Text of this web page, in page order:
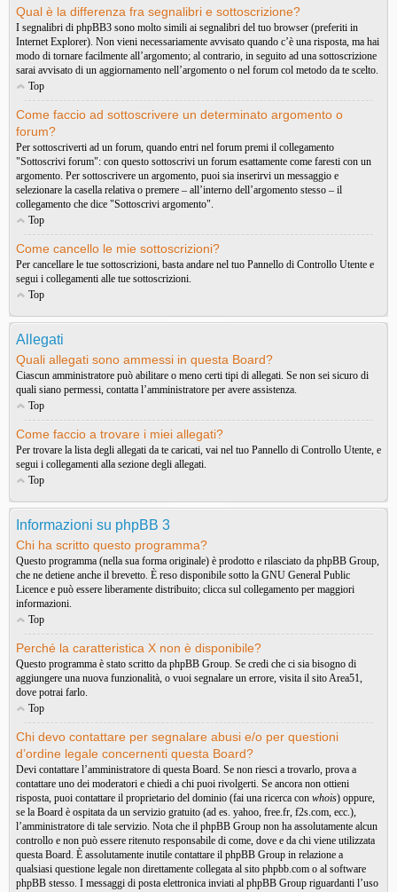
Qual è la differenza fra segnalibri e sottoscrizione?
I segnalibri di phpBB3 sono molto simili ai segnalibri del tuo browser (preferiti in
Internet Explorer). Non vieni necessariamente avvisato quando c’è una risposta, ma hai
modo di tornare facilmente all’argomento; al contrario, in seguito ad una sottoscrizione
sarai avvisato di un aggiornamento nell’argomento o nel forum col metodo da te scelto.
Top
Come faccio ad sottoscrivere un determinato argomento o
forum?
Per sottoscriverti ad un forum, quando entri nel forum premi il collegamento
"Sottoscrivi forum": con questo sottoscrivi un forum esattamente come faresti con un
argomento. Per sottoscrivere un argomento, puoi sia inserirvi un messaggio e
selezionare la casella relativa o premere – all’interno dell’argomento stesso – il
collegamento che dice "Sottoscrivi argomento".
Top
Come cancello le mie sottoscrizioni?
Per cancellare le tue sottoscrizioni, basta andare nel tuo Pannello di Controllo Utente e
segui i collegamenti alle tue sottoscrizioni.
Top
Allegati
Quali allegati sono ammessi in questa Board?
Ciascun amministratore può abilitare o meno certi tipi di allegati. Se non sei sicuro di
quali siano permessi, contatta l’amministratore per avere assistenza.
Top
Come faccio a trovare i miei allegati?
Per trovare la lista degli allegati da te caricati, vai nel tuo Pannello di Controllo Utente, e
segui i collegamenti alla sezione degli allegati.
Top
Informazioni su phpBB 3
Chi ha scritto questo programma?
Questo programma (nella sua forma originale) è prodotto e rilasciato da phpBB Group,
che ne detiene anche il brevetto. È reso disponibile sotto la GNU General Public
Licence e può essere liberamente distribuito; clicca sul collegamento per maggiori
informazioni.
Top
Perché la caratteristica X non è disponibile?
Questo programma è stato scritto da phpBB Group. Se credi che ci sia bisogno di
aggiungere una nuova funzionalità, o vuoi segnalare un errore, visita il sitoArea51,
dove potrai farlo.
Top
Chi devo contattare per segnalare abusi e/o per questioni
d’ordine legale concernenti questa Board?
Devi contattare l’amministratore di questa Board. Se non riesci a trovarlo, prova a
contattare uno dei moderatori e chiedi a chi puoi rivolgerti. Se ancora non ottieni
risposta, puoi contattare il proprietario del dominio (fai una ricerca con whois) oppure,
se la Board è ospitata da un servizio gratuito (ad es. yahoo, free.fr, f2s.com, ecc.),
l’amministratore di tale servizio. Nota che il phpBB Group non ha assolutamente alcun
controllo e non può essere ritenuto responsabile di come, dove e da chi viene utilizzata
questa Board. È assolutamente inutile contattare il phpBB Group in relazione a
qualsiasi questione legale non direttamente collegata al sito phpbb.com o al software
phpBB stesso. I messaggi di posta elettronica inviati al phpBB Group riguardanti l’uso